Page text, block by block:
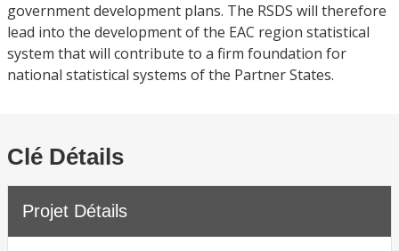
government development plans. The RSDS will therefore
lead into the development of the EAC region statistical
system that will contribute to a firm foundation for
national statistical systems of the Partner States.
Clé Détails
Projet Détails